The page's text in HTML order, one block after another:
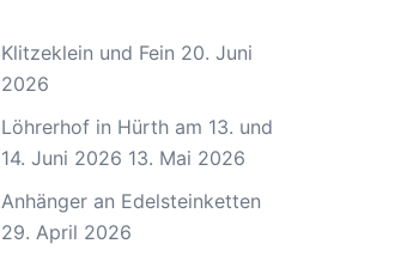
Klitzeklein und Fein 20. Juni
2026
Löhrerhof in Hürth am 13. und
14. Juni 2026 13. Mai 2026
Anhänger an Edelsteinketten
29. April 2026